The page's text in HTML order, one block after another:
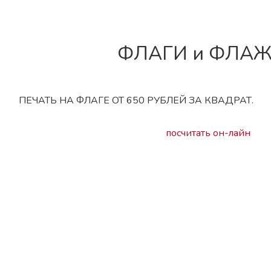
ФЛАГИ и
ПЕЧАТЬ НА ФЛАГЕ ОТ 650 РУБЛЕЙ ЗА КВАДРАТ.
посчитать он-лайн